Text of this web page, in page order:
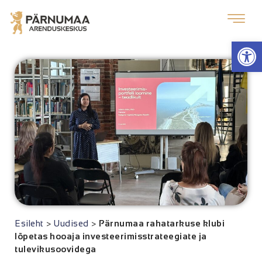
Esileht > Uudised > Pärnumaa rahatarkuse klubi
lõpetas hooaja investeerimisstrateegiate ja
tulevikusoovidega